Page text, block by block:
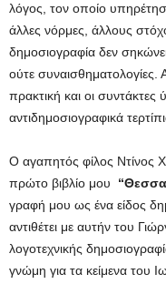
λόγος, τον οποίο
άλλες νόρμες, άλλους
δημοσιογραφία δεν
ούτε συναισθηματολογίες.
πρακτική και οι
αντιδημοσιογραφικά
Ο αγαπητός φίλος Ντίνος
πρώτο βιβλίο μου
γραφή μου ως ένα είδος
αντιθέτει με αυτήν του
λογοτεχνικής
γνώμη για τα κείμενα του